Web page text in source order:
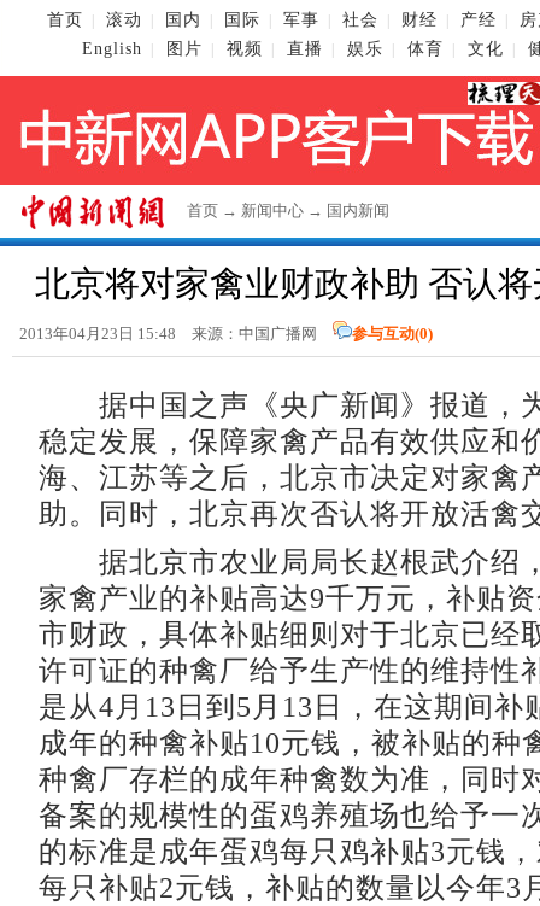
首页 滚动 国内 国际 军事 社会 财经 产经
English
图片 视频 直播 娱乐 体育 文化
首页 → 新闻中心 → 国内新闻
北京将对家禽业财政补助 否认
2013年04月23日 15:48 来源：中国广播网 参与互动(0)
据中国之声《央广新闻》报道，
稳定发展，保障家禽产品有效供应和
海、江苏等之后，北京市决定对家禽
助。同时，北京再次否认将开放活禽
据北京市农业局局长赵根武介绍
家禽产业的补贴高达9千万元，补贴
市财政，具体补贴细则对于北京已经
许可证的种禽厂给予生产性的维持性
是从4月13日到5月13日，在这期间补
成年的种禽补贴10元钱，被补贴的种
种禽厂存栏的成年种禽数为准，同时
备案的规模性的蛋鸡养殖场也给予一
的标准是成年蛋鸡每只鸡补贴3元钱
每只补贴2元钱，补贴的数量以今年3